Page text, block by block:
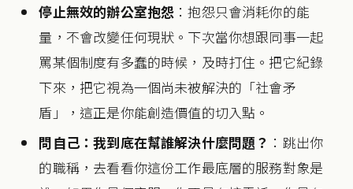
停止無效的辦公室抱怨 ：抱怨只會消耗你的能
量，不會改變任何現狀。下次當你想跟同事一起
罵某個制度有多蠢的時候，及時打住。把它紀錄
下來，把它視為一個尚未被解決的「社會矛
盾」，這正是你能創造價值的切入點。
問自己：我到底在幫誰解決什麼問題？ ：跳出你
的職稱，去看看你這份工作最底層的服務對象是